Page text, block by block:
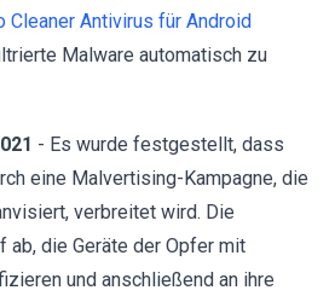
Cleaner Antivirus für Android
Malware automatisch zu
- Es wurde festgestellt, dass
eine Malvertising-Kampagne, die
verbreitet wird. Die
ab, die Geräte der Opfer mit
und anschließend an ihre